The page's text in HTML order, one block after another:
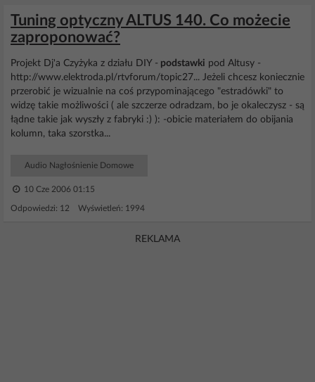
Tuning optyczny ALTUS 140. Co możecie
zaproponować?
Projekt Dj'a Czyżyka z działu DIY - podstawki pod Altusy -
http://www.elektroda.pl/rtvforum/topic27... Jeżeli chcesz koniecznie
przerobić je wizualnie na coś przypominającego "estradówki" to
widzę takie możliwości ( ale szczerze odradzam, bo je okaleczysz - są
łądne takie jak wyszły z fabryki :) ): -obicie materiałem do obijania
kolumn, taka szorstka...
Audio Nagłośnienie Domowe
10 Cze 2006 01:15
Odpowiedzi: 12 Wyświetleń: 1994
REKLAMA